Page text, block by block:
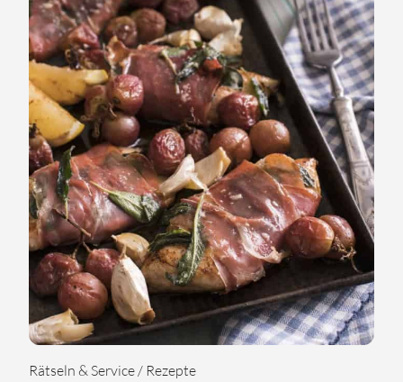
Rätseln & Service / Rezepte